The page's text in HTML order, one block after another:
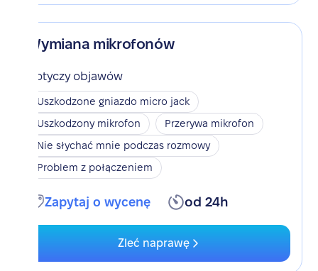
Wymiana mikrofonów
Dotyczy objawów
Uszkodzone gniazdo micro jack
Uszkodzony mikrofon
Przerywa mikrofon
Nie słychać mnie podczas rozmowy
Problem z połączeniem
Zapytaj o wycenę od 24h
Zleć naprawę